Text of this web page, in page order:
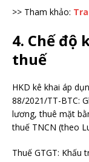
>> Tham khảo:
4. Chế độ
thuế
HKD kê khai áp
88/2021/TT-BTC:
lương, thuê mặt
thuế TNCN (theo
Thuế GTGT: Khấu